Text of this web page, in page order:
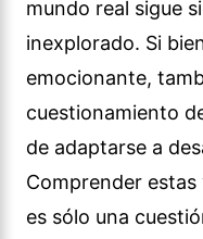
mundo real sigue
inexplorado. Si
emocionante,
cuestionamiento
de adaptarse a
Comprender
es sólo una